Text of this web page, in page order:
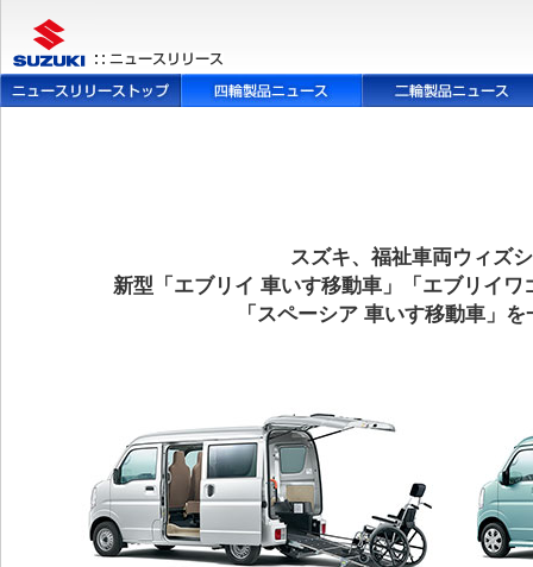
スズキ、福祉車両ウィズ
新型「エブリイ 車いす移動車」「エブリイ
「スペーシア 車いす移動車」